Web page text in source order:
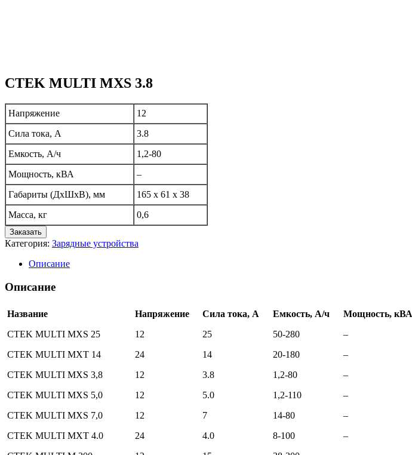
CTEK MULTI MXS 3.8
Напряжение
12
Сила тока, А
3.8
Емкость, А/ч
1,2-80
Мощность, кВА
–
Габариты (ДхШхВ), мм
165 x 61 x 38
Масса, кг
0,6
Заказать
Категория: Зарядные устройства
Описание
Описание
Название Напряжение Сила тока, А Емкость, А/ч Мощность, кВА
CTEK MULTI MXS 25
12 25 50-280 –
CTEK MULTI МХТ 14
24 14 20-180 –
CTEK MULTI MXS 3,8
12 3.8 1,2-80 –
CTEK MULTI MXS 5,0
12 5.0 1,2-110 –
CTEK MULTI MXS 7,0
12 7 14-80 –
CTEK MULTI MXT 4.0
24 4.0 8-100 –